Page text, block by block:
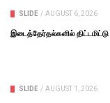
SLIDE / AUGUST 6, 2026
இடைத்தேர்தல்களில்
SLIDE / AUGUST 1, 2026